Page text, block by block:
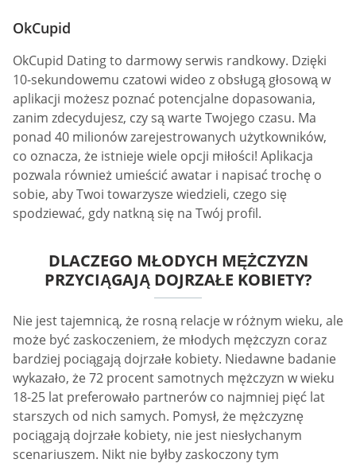
OkCupid
OkCupid Dating to darmowy serwis randkowy. Dzięki
10-sekundowemu czatowi wideo z obsługą głosową w
aplikacji możesz poznać potencjalne dopasowania,
zanim zdecydujesz, czy są warte Twojego czasu. Ma
ponad 40 milionów zarejestrowanych użytkowników,
co oznacza, że istnieje wiele opcji miłości! Aplikacja
pozwala również umieścić awatar i napisać trochę o
sobie, aby Twoi towarzysze wiedzieli, czego się
spodziewać, gdy natkną się na Twój profil.
DLACZEGO MŁODYCH MĘŻCZYZN
PRZYCIĄGAJĄ DOJRZAŁE KOBIETY?
Nie jest tajemnicą, że rosną relacje w różnym wieku, ale
może być zaskoczeniem, że młodych mężczyzn coraz
bardziej pociągają dojrzałe kobiety. Niedawne badanie
wykazało, że 72 procent samotnych mężczyzn w wieku
18-25 lat preferowało partnerów co najmniej pięć lat
starszych od nich samych. Pomysł, że mężczyznę
pociągają dojrzałe kobiety, nie jest niesłychanym
scenariuszem. Nikt nie byłby zaskoczony tym